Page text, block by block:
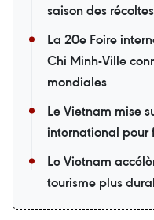
saison des
La 20e Foire
Chi Minh-Ville
mondiales
Le Vietnam mise
international pour
Le Vietnam
tourisme plus